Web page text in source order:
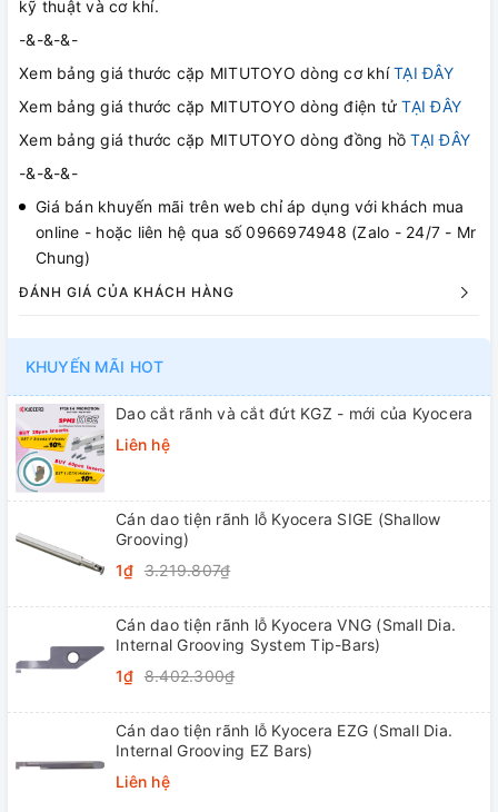
kỹ thuật và cơ khí.
-&-&-&-
Xem bảng giá thước cặp MITUTOYO dòng cơ khíTẠI ĐÂY
Xem bảng giá thước cặp MITUTOYO dòng điện tửTẠI ĐÂY
Xem bảng giá thước cặp MITUTOYO dòng đồng hồTẠI ĐÂY
-&-&-&-
Giá bán khuyến mãi trên web chỉ áp dụng với khách mua
online - hoặc liên hệ qua số 0966974948 (Zalo - 24/7 - Mr
Chung)
ĐÁNH GIÁ CỦA KHÁCH HÀNG
KHUYẾN MÃI HOT
Dao cắt rãnh và cắt đứt KGZ - mới của Kyocera
Liên hệ
Cán dao tiện rãnh lỗ Kyocera SIGE (Shallow
Grooving)
1₫ 3.219.807₫
Cán dao tiện rãnh lỗ Kyocera VNG (Small Dia.
Internal Grooving System Tip-Bars)
1₫ 8.402.300₫
Cán dao tiện rãnh lỗ Kyocera EZG (Small Dia.
Internal Grooving EZ Bars)
Liên hệ